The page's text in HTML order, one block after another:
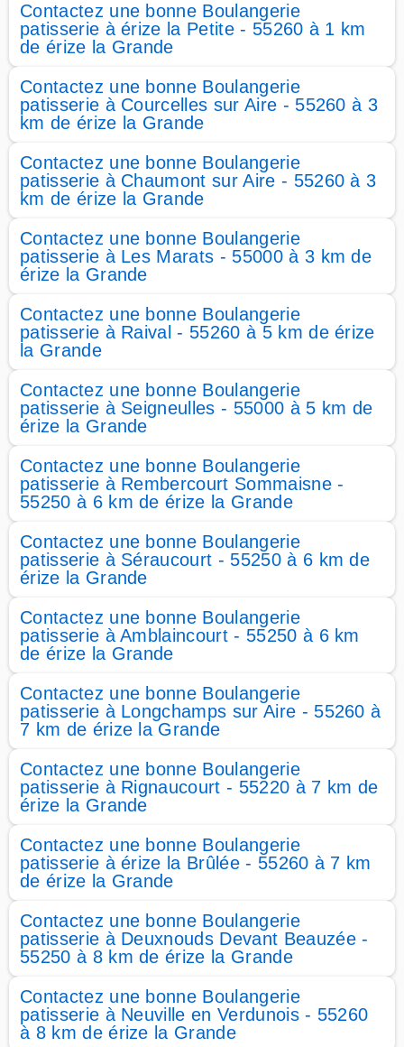
Contactez une bonne Boulangerie
patisserie à érize la Petite - 55260 à 1 km
de érize la Grande
Contactez une bonne Boulangerie
patisserie à Courcelles sur Aire - 55260 à 3
km de érize la Grande
Contactez une bonne Boulangerie
patisserie à Chaumont sur Aire - 55260 à 3
km de érize la Grande
Contactez une bonne Boulangerie
patisserie à Les Marats - 55000 à 3 km de
érize la Grande
Contactez une bonne Boulangerie
patisserie à Raival - 55260 à 5 km de érize
la Grande
Contactez une bonne Boulangerie
patisserie à Seigneulles - 55000 à 5 km de
érize la Grande
Contactez une bonne Boulangerie
patisserie à Rembercourt Sommaisne -
55250 à 6 km de érize la Grande
Contactez une bonne Boulangerie
patisserie à Séraucourt - 55250 à 6 km de
érize la Grande
Contactez une bonne Boulangerie
patisserie à Amblaincourt - 55250 à 6 km
de érize la Grande
Contactez une bonne Boulangerie
patisserie à Longchamps sur Aire - 55260 à
7 km de érize la Grande
Contactez une bonne Boulangerie
patisserie à Rignaucourt - 55220 à 7 km de
érize la Grande
Contactez une bonne Boulangerie
patisserie à érize la Brûlée - 55260 à 7 km
de érize la Grande
Contactez une bonne Boulangerie
patisserie à Deuxnouds Devant Beauzée -
55250 à 8 km de érize la Grande
Contactez une bonne Boulangerie
patisserie à Neuville en Verdunois - 55260
à 8 km de érize la Grande